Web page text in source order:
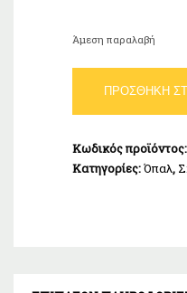
Άμεση παραλαβή
Κρεμαστά
Όπαλ
925
ποσότητα
ΠΡΟΣΘΉΚΗ
Κωδικός προϊόντος:
Κατηγορίες:Όπαλ,